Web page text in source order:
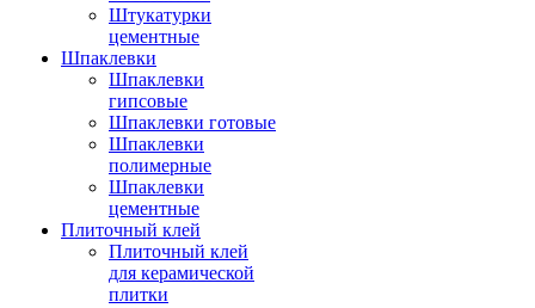
Штукатурки
цементные
Шпаклевки
Шпаклевки
гипсовые
Шпаклевки готовые
Шпаклевки
полимерные
Шпаклевки
цементные
Плиточный клей
Плиточный клей
для керамической
плитки